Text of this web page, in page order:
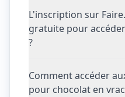
L'inscription sur
gratuite pour
?
Comment accéder
pour chocolat en